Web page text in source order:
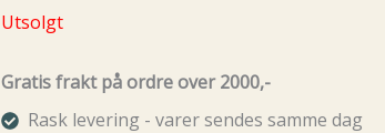
Utsolgt
Gratis frakt på ordre over 2000,-
Rask levering - varer sendes samme dag